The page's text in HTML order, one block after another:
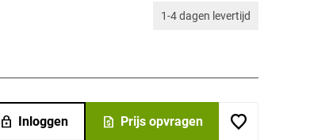
1-4 dagen levertijd
lock Inloggen request_quote Prijs opvragen